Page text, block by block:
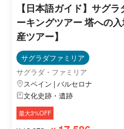
【日本語ガイド】サグ
ーキングツアー 塔への
産ツアー】
サグラダファミリア
サグラダ・ファミリア
スペイン | バルセロナ
文化史跡・遺跡
最大3%OFF